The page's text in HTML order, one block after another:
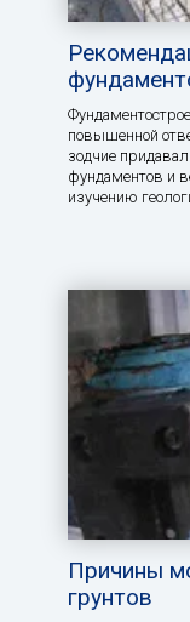
повышенной
зодчие
фундаментов и
изучению
Причины
грунтов